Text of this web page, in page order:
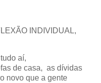
INDIVIDUAL,
aí,
de casa, as dívidas
novo que a gente